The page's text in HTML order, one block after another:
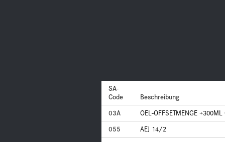
SA-
Code
Beschreibung
03A
OEL-OFFSETMENGE +300ML
055
AEJ 14/2